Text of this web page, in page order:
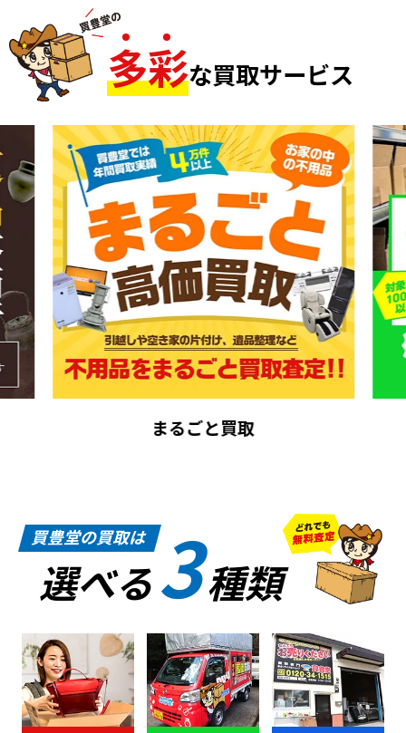
多彩な買取サービス
まるごと買取
買豊堂の買取は
選べる3種類